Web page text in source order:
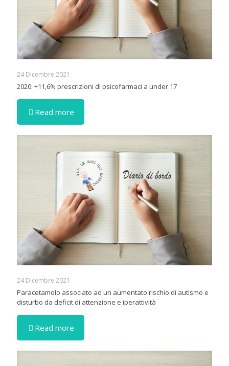
24 Dicembre 2021
2020: +11,6% prescrizioni di psicofarmaci a under 17
Read more
24 Dicembre 2021
Paracetamolo associato ad un aumentato rischio di autismo e
disturbo da deficit di attenzione e iperattività
Read more